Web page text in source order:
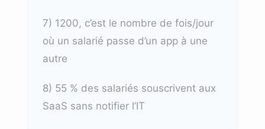
7) 1200, c’est le nombre de fois/jour
où un salarié passe d’un app à une
autre
8) 55 % des salariés souscrivent aux
SaaS sans notifier l’IT